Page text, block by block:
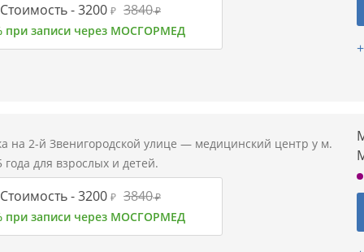
Стоимость -3200 ₽ 3840₽
при записи через МОСГОРМЕД
на 2-й Звенигородской улице — медицинский центр у м.
для взрослых и детей.
Стоимость -3200 ₽ 3840₽
при записи через МОСГОРМЕД